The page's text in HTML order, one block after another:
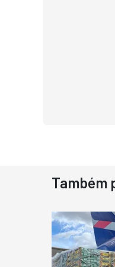
Também